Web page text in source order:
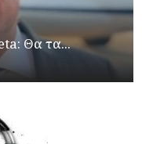
Θα τα...